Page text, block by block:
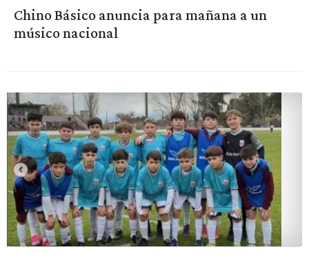
Chino Básico anuncia para mañana a un
músico nacional